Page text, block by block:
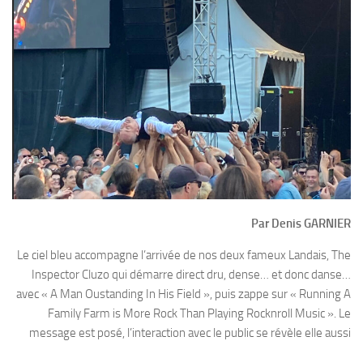
Par Denis GARNIER
Le ciel bleu accompagne l’arrivée de nos deux fameux Landais, The
Inspector Cluzo qui démarre direct dru, dense… et donc danse…
avec « A Man Oustanding In His Field », puis zappe sur « Running A
Family Farm is More Rock Than Playing Rocknroll Music ». Le
message est posé, l’interaction avec le public se révèle elle aussi